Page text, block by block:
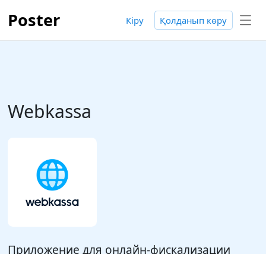
Poster Кіру Қолданып көру
Webkassa
Приложение для онлайн-фискализации